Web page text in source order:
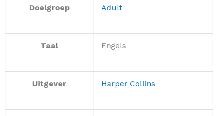
Doelgroep Adult
Taal Engels
Uitgever Harper Collins